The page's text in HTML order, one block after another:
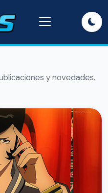
y novedades.